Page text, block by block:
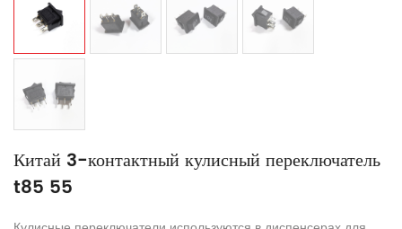
Китай 3-контактный кулисный переключатель
t85 55